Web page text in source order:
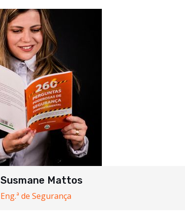
Susmane Mattos
Eng.ª de Segurança